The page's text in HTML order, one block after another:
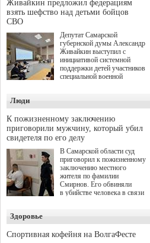
Живайкин предложил федерациям
взять шефство над детьми бойцов
СВО
Депутат Самарской
губернской думы Александр
Живайкин выступил с
инициативой системной
поддержки детей участников
специальной военной
"Помощь фронту и семьям
участников СВО", которая
прошла в Отрадном 7
августа.
Люди
К пожизненному заключению
приговорили мужчину, который убил
свидетеля по его делу
В Самарской области суд
приговорил к пожизненному
заключению местного
жителя по фамилии
Смирнов. Его обвиняли
в убийстве человека в связи
Здоровье
Спортивная кофейня на ВолгаФесте